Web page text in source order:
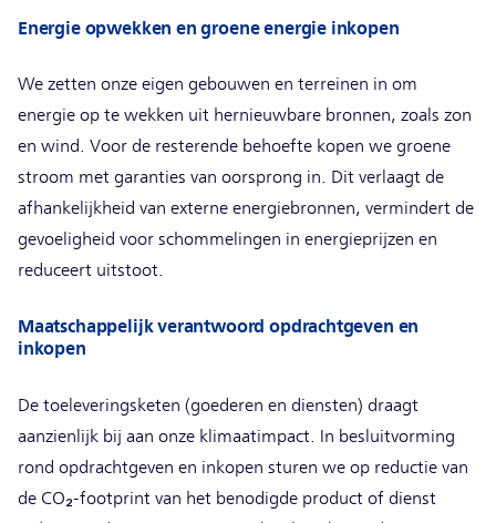
Energie opwekken en groene energie inkopen
We zetten onze eigen gebouwen en terreinen in om
energie op te wekken uit hernieuwbare bronnen, zoals zon
en wind. Voor de resterende behoefte kopen we groene
stroom met garanties van oorsprong in. Dit verlaagt de
afhankelijkheid van externe energiebronnen, vermindert de
gevoeligheid voor schommelingen in energieprijzen en
reduceert uitstoot.
Maatschappelijk verantwoord opdrachtgeven en
inkopen
De toeleveringsketen (goederen en diensten) draagt
aanzienlijk bij aan onze klimaatimpact. In besluitvorming
rond opdrachtgeven en inkopen sturen we op reductie van
de CO₂-footprint van het benodigde product of dienst